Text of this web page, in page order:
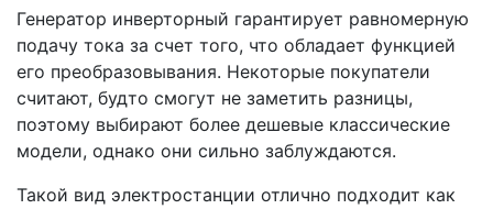
Генератор инверторный гарантирует равномерную
подачу тока за счет того, что обладает функцией
его преобразовывания. Некоторые покупатели
считают, будто смогут не заметить разницы,
поэтому выбирают более дешевые классические
модели, однако они сильно заблуждаются.
Такой вид электростанции отлично подходит как